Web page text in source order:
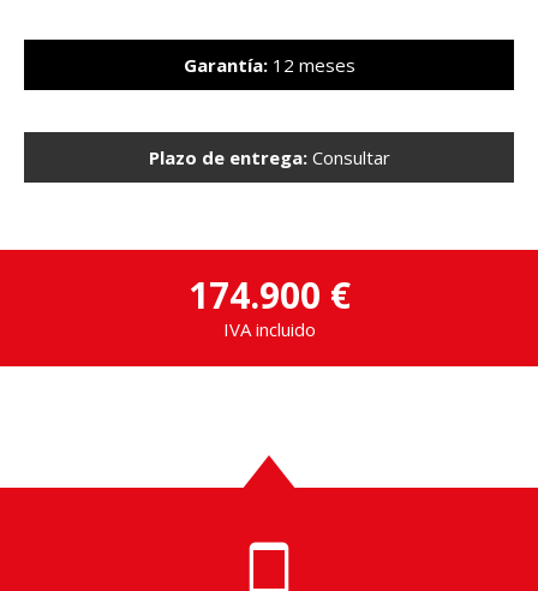
Garantía:12 meses
Plazo de entrega:Consultar
174.900 €
IVA incluido